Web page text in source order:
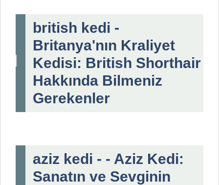
british kedi -
Britanya'nın Kraliyet
Kedisi: British Shorthair
Hakkında Bilmeniz
Gerekenler
aziz kedi - - Aziz Kedi:
Sanatın ve Sevginin